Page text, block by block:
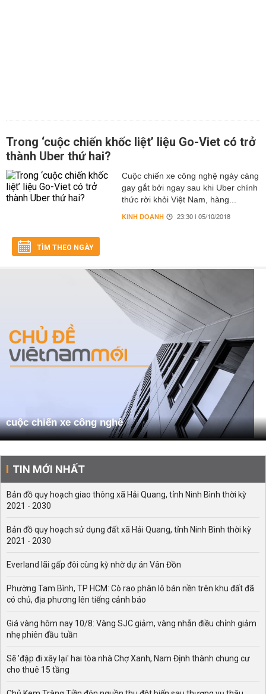
Trong ‘cuộc chiến khốc liệt’ liệu Go-Viet có trở
thành Uber thứ hai?
Cuộc chiến xe công nghệ ngày càng
gay gắt bởi ngay sau khi Uber chính
thức rời khỏi Việt Nam, hàng...
KINH DOANH 23:30 | 05/10/2018
TÌM THEO NGÀY
cuộc chiến xe công nghê
TIN MỚI NHẤT
Bản đồ quy hoạch giao thông xã Hải Quang, tỉnh Ninh Bình thời kỳ
2021 - 2030
Bản đồ quy hoạch sử dụng đất xã Hải Quang, tỉnh Ninh Bình thời kỳ
2021 - 2030
Everland lãi gấp đôi cùng kỳ nhờ dự án Vân Đồn
Phường Tam Bình, TP HCM: Cò rao phân lô bán nền trên khu đất đã
có chủ, địa phương lên tiếng cảnh báo
Giá vàng hôm nay 10/8: Vàng SJC giảm, vàng nhẫn điều chỉnh giảm
nhẹ phiên đầu tuần
Sẽ 'đập đi xây lại' hai tòa nhà Chợ Xanh, Nam Định thành chung cư
cho thuê 15 tầng